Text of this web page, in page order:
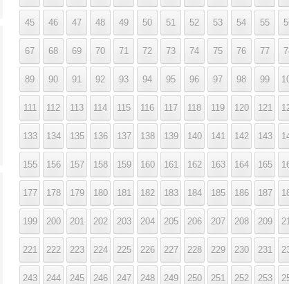
45 46 47 48 49 50 51 52 53 54 55
67 68 69 70 71 72 73 74 75 76 77
89 90 91 92 93 94 95 96 97 98 99
111 112 113 114 115 116 117 118 119 120 121
133 134 135 136 137 138 139 140 141 142 143
155 156 157 158 159 160 161 162 163 164 165
177 178 179 180 181 182 183 184 185 186 187
199 200 201 202 203 204 205 206 207 208 209
221 222 223 224 225 226 227 228 229 230 231
243 244 245 246 247 248 249 250 251 252 253